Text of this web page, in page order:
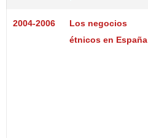
2004-2006
Los negocios
étnicos en España